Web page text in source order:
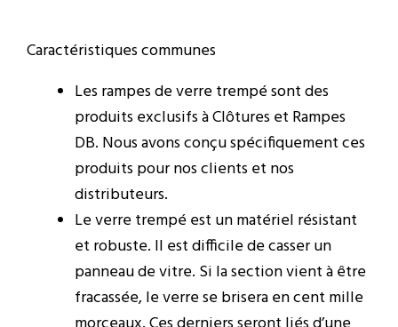
Caractéristiques communes
Les rampes de verre trempé sont des
produits exclusifs à Clôtures et Rampes
DB. Nous avons conçu spécifiquement ces
produits pour nos clients et nos
distributeurs.
Le verre trempé est un matériel résistant
et robuste. Il est difficile de casser un
panneau de vitre. Si la section vient à être
fracassée, le verre se brisera en cent mille